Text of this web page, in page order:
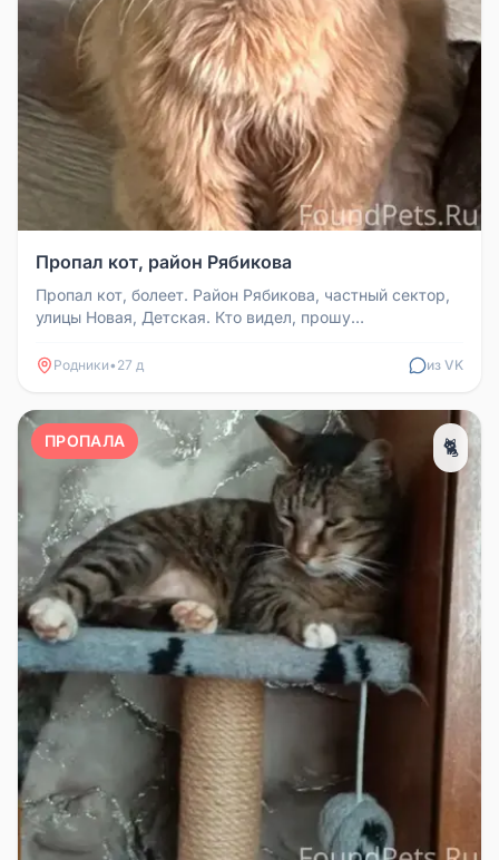
Пропал кот, район Рябикова
Пропал кот, болеет. Район Рябикова, частный сектор,
улицы Новая, Детская. Кто видел, прошу
Родники• 27 д из VK
ПРОПАЛА 🐈